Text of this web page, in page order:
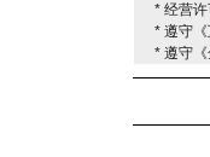
* 经营
* 遵守《
* 遵守《